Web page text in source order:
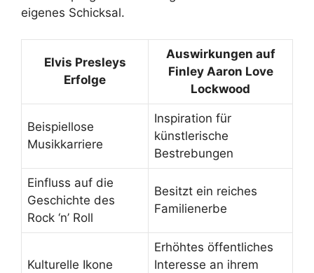
eigenes Schicksal.
Elvis Presleys
Erfolge
Auswirkungen auf
Finley Aaron Love
Lockwood
Beispiellose
Musikkarriere
Inspiration für
künstlerische
Bestrebungen
Einfluss auf die
Geschichte des
Rock ‘n’ Roll
Besitzt ein reiches
Familienerbe
Kulturelle Ikone
Erhöhtes öffentliches
Interesse an ihrem